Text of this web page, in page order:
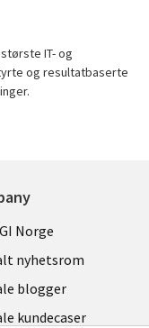
IT- og
og resultatbaserte
Norge
nyhetsrom
blogger
kundecaser